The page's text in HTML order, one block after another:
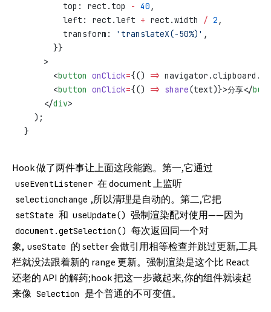
        top: rect.top
- 40 ,
        left: rect.left
+ rect.width / 2 ,
        transform:
'translateX(-50%)' ,
      }}
    >
      <
button onClick={() => navigator.clipboard.
      <
button onClick={() => share(text)}>分享</
    </
div>
  );
}
Hook 做了两件事让上面这段能跑。第一,它通过
useEventListener 在 document 上监听
selectionchange ,所以清理是自动的。第二,它把
setState 和 useUpdate() 强制渲染配对使用——因为
document.getSelection() 每次返回同一个对
象, useState 的 setter 会做引用相等检查并跳过更新,工具
栏就没法跟着新的 range 更新。强制渲染是这个比 React
还老的 API 的解药;hook 把这一步藏起来,你的组件就读起
来像 Selection
是个普通的不可变值。